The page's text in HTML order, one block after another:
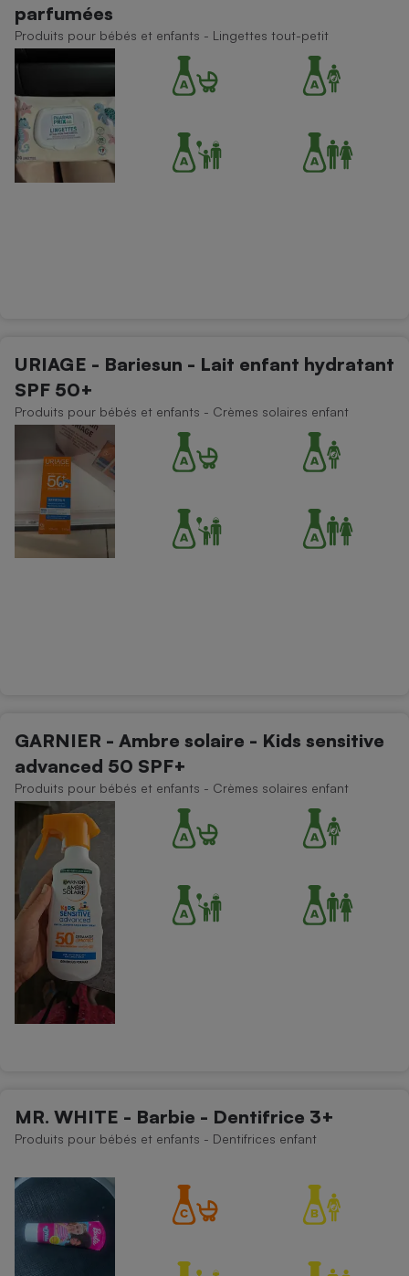
parfumées
Produits pour bébés et enfants - Lingettes tout-petit
URIAGE - Bariesun - Lait enfant hydratant
SPF 50+
Produits pour bébés et enfants - Crèmes solaires enfant
GARNIER - Ambre solaire - Kids sensitive
advanced 50 SPF+
Produits pour bébés et enfants - Crèmes solaires enfant
MR. WHITE - Barbie - Dentifrice 3+
Produits pour bébés et enfants - Dentifrices enfant